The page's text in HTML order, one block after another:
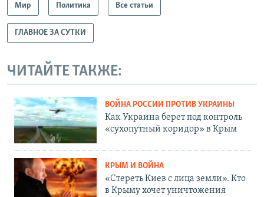
Мир Политика Все статьи
ГЛАВНОЕ ЗА СУТКИ
ЧИТАЙТЕ ТАКЖЕ:
ВОЙНА РОССИИ ПРОТИВ УКРАИНЫ
Как Украина берет под контроль
«сухопутный коридор» в Крым
КРЫМ И ВОЙНА
«Стереть Киев с лица земли». Кто
в Крыму хочет уничтожения